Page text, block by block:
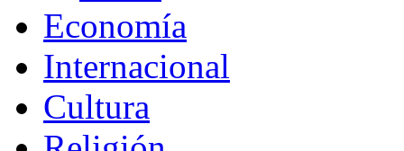
Economía
Internacional
Cultura